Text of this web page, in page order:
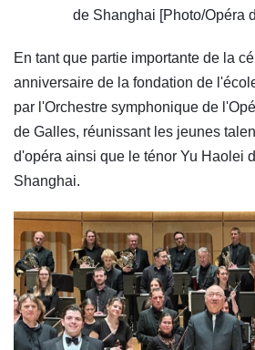
de Shanghai [Photo/Opéra
En tant que partie importante de la
anniversaire de la fondation de
par l'Orchestre symphonique de
de Galles, réunissant les jeunes
d'opéra ainsi que le ténor Yu Haolei
Shanghai.